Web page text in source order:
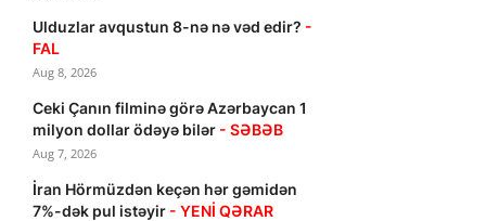
Ulduzlar avqustun 8-nə nə vəd edir? -
FAL
Aug 8, 2026
Ceki Çanın filminə görə Azərbaycan 1
milyon dollar ödəyə bilər - SƏBƏB
Aug 7, 2026
İran Hörmüzdən keçən hər gəmidən
7%-dək pul istəyir - YENİ QƏRAR